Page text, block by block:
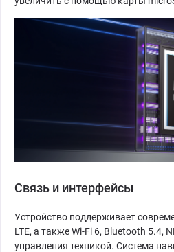
Связь и интерфейсы
Устройство поддерживает
LTE, а также Wi-Fi 6, Bluetooth 5.4,
управления техникой. Система